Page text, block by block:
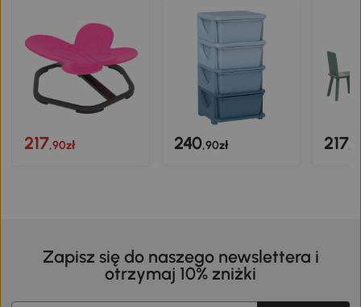
217,90zł 240,90zł 217
Zapisz się do naszego newslettera i
otrzymaj 10% zniżki